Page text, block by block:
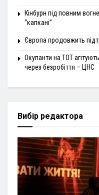
Кінбурн під повним
“капкані”
Європа продовжить
Окупанти на ТОТ
через безробіття – ЦНС
Вибір редактора